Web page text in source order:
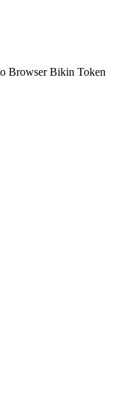
Browser Bikin Token